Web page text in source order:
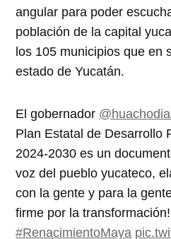
angular para poder
población de la capital
los 105 municipios que en
estado de Yucatán.
El gobernador
Plan Estatal de Desarrollo
2024-2030 es un
voz del pueblo yucateco,
con la gente y para la
firme por la
#RenacimientoMaya